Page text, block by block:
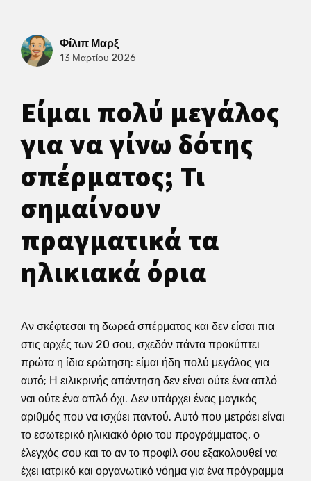
Φίλιπ Μαρξ
13 Μαρτίου 2026
Είμαι πολύ μεγάλος
για να γίνω δότης
σπέρματος; Τι
σημαίνουν
πραγματικά τα
ηλικιακά όρια
Αν σκέφτεσαι τη δωρεά σπέρματος και δεν είσαι πια
στις αρχές των 20 σου, σχεδόν πάντα προκύπτει
πρώτα η ίδια ερώτηση: είμαι ήδη πολύ μεγάλος για
αυτό; Η ειλικρινής απάντηση δεν είναι ούτε ένα απλό
ναι ούτε ένα απλό όχι. Δεν υπάρχει ένας μαγικός
αριθμός που να ισχύει παντού. Αυτό που μετράει είναι
το εσωτερικό ηλικιακό όριο του προγράμματος, ο
έλεγχός σου και το αν το προφίλ σου εξακολουθεί να
έχει ιατρικό και οργανωτικό νόημα για ένα πρόγραμμα